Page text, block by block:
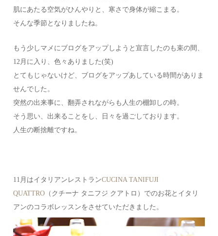
肌にあたる空気がひんやりと、寒さで身体が縮こまる。
そんな季節となりましたね。
もう少しマメにブログをアップしようと宣言したのも束の間、
12月に入り、色々ありました(笑)
とてもじゃないけど、ブログをアップあしている時間がありま
せんでした。
突然の出来事に、翻弄されながらも人生の棚卸しの時。
そう思い、出来ることをし、日々を過ごしております。
人生の断捨離ですね。
11月はイタリアンレストランCUCINA TANIFUJI
QUATTRO （クチーナ タニフジ クアトロ）でのお花とイタリ
アンのコラボレッスンをさせていただきました。